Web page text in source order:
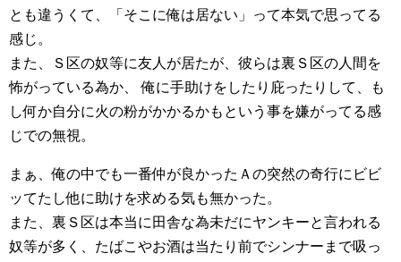
とも違うくて、「そこに俺は居ない」って本気で思ってる
感じ。
また、Ｓ区の奴等に友人が居たが、彼らは裏Ｓ区の人間を
怖がっている為か、 俺に手助けをしたり庇ったりして、も
し何か自分に火の粉がかかるかもという事を嫌がってる感
じでの無視。
まぁ、俺の中でも一番仲が良かったＡの突然の奇行にビビ
ッてたし他に助けを求める気も無かった。
また、裏Ｓ区は本当に田舎な為未だにヤンキーと言われる
奴等が多く、たばこやお酒は当たり前でシンナーまで吸っ